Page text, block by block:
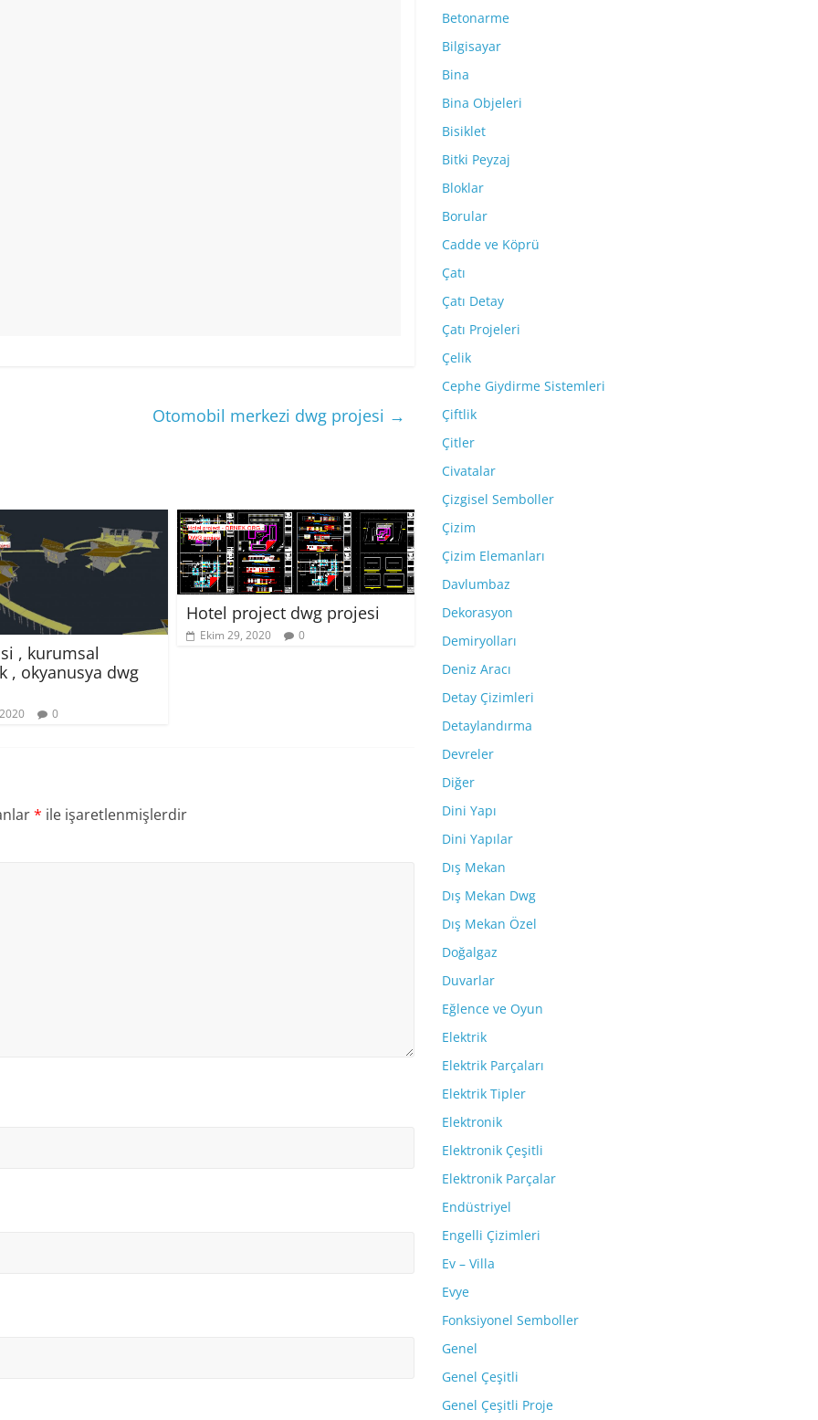
Otomobil merkezi dwg projesi →
, kurumsal
, okyanusya dwg
0
Hotel project dwg projesi
Ekim 29, 2020 0
* ile işaretlenmişlerdir
Betonarme
Bilgisayar
Bina
Bina Objeleri
Bisiklet
Bitki Peyzaj
Bloklar
Borular
Cadde ve Köprü
Çatı
Çatı Detay
Çatı Projeleri
Çelik
Cephe Giydirme Sistemleri
Çiftlik
Çitler
Civatalar
Çizgisel Semboller
Çizim
Çizim Elemanları
Davlumbaz
Dekorasyon
Demiryolları
Deniz Aracı
Detay Çizimleri
Detaylandırma
Devreler
Diğer
Dini Yapı
Dini Yapılar
Dış Mekan
Dış Mekan Dwg
Dış Mekan Özel
Doğalgaz
Duvarlar
Eğlence ve Oyun
Elektrik
Elektrik Parçaları
Elektrik Tipler
Elektronik
Elektronik Çeşitli
Elektronik Parçalar
Endüstriyel
Engelli Çizimleri
Ev – Villa
Evye
Fonksiyonel Semboller
Genel
Genel Çeşitli
Genel Çeşitli Proje